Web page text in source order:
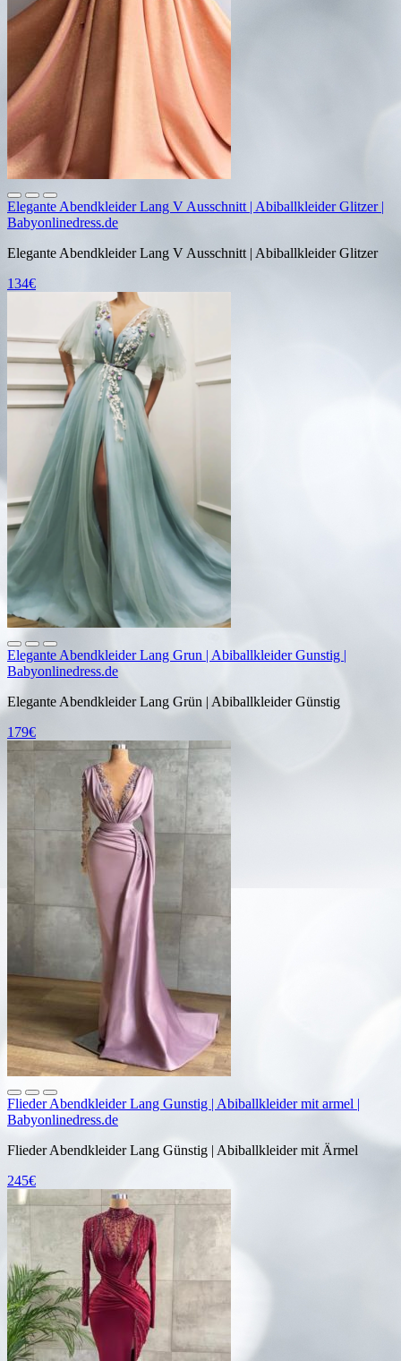
Elegante Abendkleider Lang V Ausschnitt | Abiballkleider Glitzer |
Babyonlinedress.de
Elegante Abendkleider Lang V Ausschnitt | Abiballkleider Glitzer
134€
Elegante Abendkleider Lang Grun | Abiballkleider Gunstig |
Babyonlinedress.de
Elegante Abendkleider Lang Grün | Abiballkleider Günstig
179€
Flieder Abendkleider Lang Gunstig | Abiballkleider mit armel |
Babyonlinedress.de
Flieder Abendkleider Lang Günstig | Abiballkleider mit Ärmel
245€